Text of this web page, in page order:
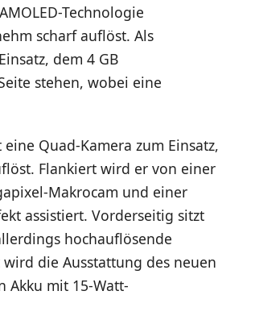
Technologie
scharf auflöst. Als
dem 4 GB
stehen, wobei eine
Quad-Kamera zum Einsatz,
Flankiert wird er von einer
Makrocam und einer
assistiert. Vorderseitig sitzt
hochauflösende
die Ausstattung des neuen
Akku mit 15-Watt-